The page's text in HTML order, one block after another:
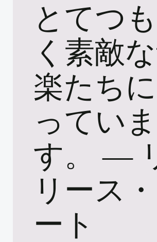
とてつ
く素敵
楽たち
っていま
す。 ―
リース
ート